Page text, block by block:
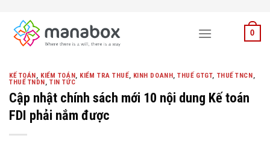
content
0
KẾ TOÁN, KIỂM TOÁN, KIỂM TRA THUẾ, KINH DOANH,THUẾ GTGT, THUẾ TNCN,
THUẾ TNDN,TIN TỨC
Cập nhật chính sách mới 10 nội dung Kế toán
FDI phải nắm được